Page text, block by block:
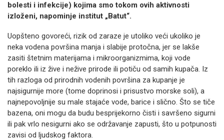
bolesti i infekcije) kojima smo tokom ovih aktivnosti
izloženi, napominje institut „Batut“.
Uopšteno govoreći, rizik od zaraze je utoliko veći ukoliko je
neka vodena površina manja i slabije protočna, jer se lakše
zasiti štetnim materijama i mikroorganizmima, koji vode
poreklo ili iz žive i nežive prirode ili potiču od samih kupača. Iz
tih razloga od prirodnih vodenih površina za kupanje je
najsigurnije more (tome doprinosi i prisustvo morske soli), a
najnepovoljnije su male stajaće vode, barice i slično. Što se tiče
bazena, oni mogu da budu besprijekorno čisti i savršeno sigurni
ili pak vrlo nesigurni ako se održavanje zapusti, što u potpunosti
zavisi od ljudskog faktora.